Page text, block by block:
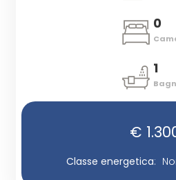
0
1
€
Classe energetica:
Industriali